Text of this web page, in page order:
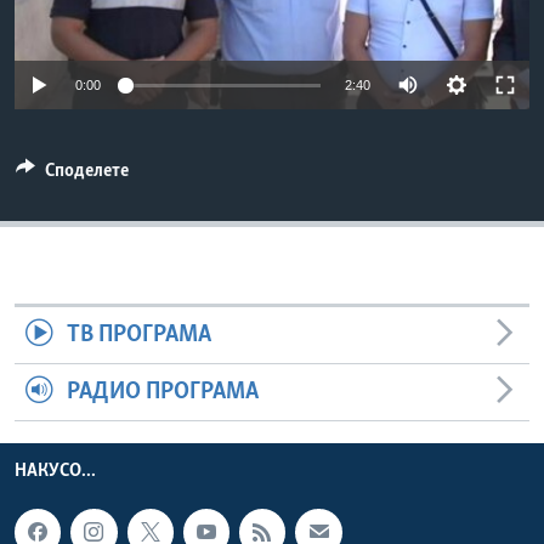
ИНТЕРВЈУА
Јазици
0:00 2:40
Споделете
ТВ ПРОГРАМА
РАДИО ПРОГРАМА
НАКУСО...